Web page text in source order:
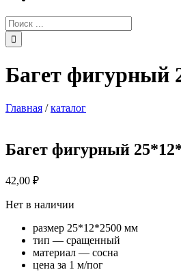
Поиск:
Багет фигурный
Главная /каталог
Багет фигурный
42,00 ₽
Нет в наличии
размер 25*12*2500 мм
тип — сращенный
материал — сосна
цена за 1 м/пог